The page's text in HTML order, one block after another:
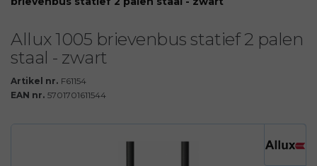
Allux 1005 brievenbus statief 2 palen
staal - zwart
Artikel nr. F61154
EAN nr. 5701701611544